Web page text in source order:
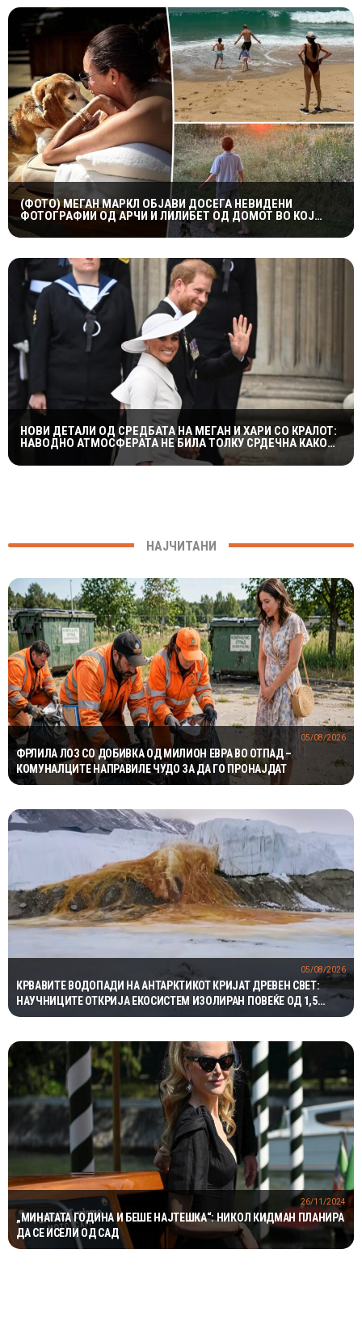
(ФОТО) МЕГАН МАРКЛ ОБЈАВИ ДОСЕГА НЕВИДЕНИ
ФОТОГРАФИИ ОД АРЧИ И ЛИЛИБЕТ ОД ДОМОТ ВО КОЈ
ПОРАСНАЛА ПРИНЦЕЗАТА ДИЈАНА
НОВИ ДЕТАЛИ ОД СРЕДБАТА НА МЕГАН И ХАРИ СО КРАЛОТ:
НАВОДНО АТМОСФЕРАТА НЕ БИЛА ТОЛКУ СРДЕЧНА КАКО
ШТО СЕ ОЧЕКУВАШЕ
НАЈЧИТАНИ
ФРЛИЛА ЛОЗ СО ДОБИВКА ОД МИЛИОН ЕВРА ВО ОТПАД –
КОМУНАЛЦИТЕ НАПРАВИЛЕ ЧУДО ЗА ДА ГО ПРОНАЈДАТ
05/08/2026
КРВАВИТЕ ВОДОПАДИ НА АНТАРКТИКОТ КРИЈАТ ДРЕВЕН СВЕТ:
НАУЧНИЦИТЕ ОТКРИЈА ЕКОСИСТЕМ ИЗОЛИРАН ПОВЕЌЕ ОД 1,5
МИЛИОНИ ГОДИНИ
05/08/2026
„МИНАТАТА ГОДИНА И БЕШЕ НАЈТЕШКА“: НИКОЛ КИДМАН ПЛАНИРА
ДА СЕ ИСЕЛИ ОД САД
26/11/2024